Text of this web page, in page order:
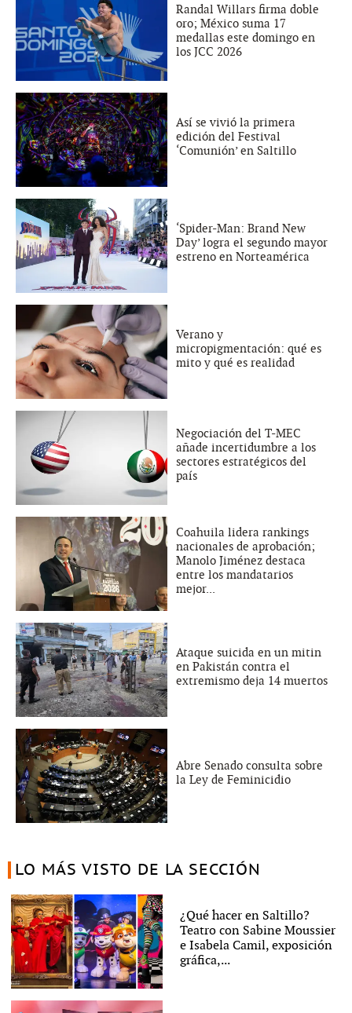
Randal Willars firma doble
oro; México suma 17
medallas este domingo en
los JCC 2026
Así se vivió la primera
edición del Festival
‘Comunión’ en Saltillo
‘Spider-Man: Brand New
Day’ logra el segundo mayor
estreno en Norteamérica
Verano y
micropigmentación: qué es
mito y qué es realidad
Negociación del T-MEC
añade incertidumbre a los
sectores estratégicos del
país
Coahuila lidera rankings
nacionales de aprobación;
Manolo Jiménez destaca
entre los mandatarios
mejor...
Ataque suicida en un mitin
en Pakistán contra el
extremismo deja 14 muertos
Abre Senado consulta sobre
la Ley de Feminicidio
LO MÁS VISTO DE LA SECCIÓN
¿Qué hacer en Saltillo?
Teatro con Sabine Moussier
e Isabela Camil, exposición
gráfica,...